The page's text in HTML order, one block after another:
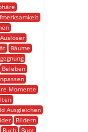
Auslöser
Bäume
Beleben
Momente
Ausgleichen
Bildern
Buch
Bunt